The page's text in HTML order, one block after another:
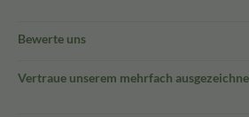
Bewerte uns
Vertraue unserem mehrfach